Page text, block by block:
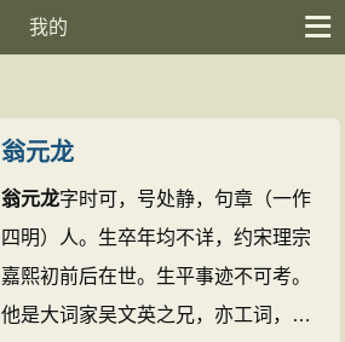
我的
翁元龙
翁元龙字时可，号处静，句章（一作
四明）人。生卒年均不详，约宋理宗
嘉熙初前后在世。生平事迹不可考。
他是大词家吴文英之兄，亦工词，杜